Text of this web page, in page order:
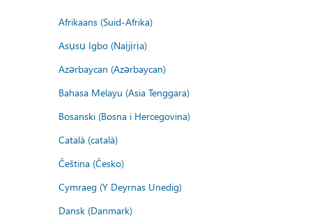
Afrikaans (Suid-Afrika)
Asụsụ Igbo (Naịjịrịa)
Azərbaycan (Azərbaycan)
Bahasa Melayu (Asia Tenggara)
Bosanski (Bosna i Hercegovina)
Català (català)
Čeština (Česko)
Cymraeg (Y Deyrnas Unedig)
Dansk (Danmark)